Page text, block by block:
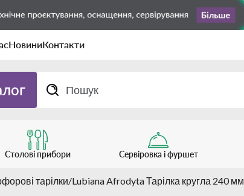
НовиниКонтакти
Столові прибори Сервіровка і фуршет
тарілки Lubiana Afrodyta Тарілка кругла 240 мм